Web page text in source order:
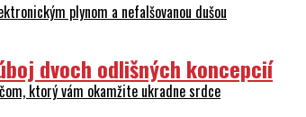
plynom a nefalšovanou dušou
ktorý vám okamžite ukradne srdce
dvoch odlišných koncepcií